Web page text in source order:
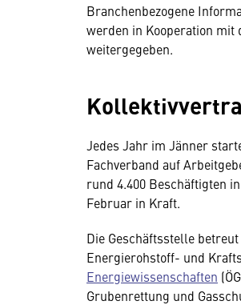
Branchenbezogene
werden in Kooperation mit
weitergegeben.
Jedes Jahr im Jänner
Fachverband auf
rund 4.400 Beschäftigten
Februar in Kraft.
Die Geschäftsstelle
Energierohstoff- und
Energiewissenschaften
Grubenrettung und